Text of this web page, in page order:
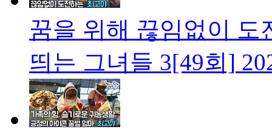
꿈을 위해 끊임없이 도
띄는 그녀들 3[49회]